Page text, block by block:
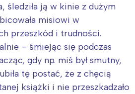
śledziła ją w kinie z dużym
misiowi w
przeszkód i trudności.
– śmiejąc się podczas
gdy np. miś był smutny,
tę postać, że z chęcią
książki i nie przeszkadzało